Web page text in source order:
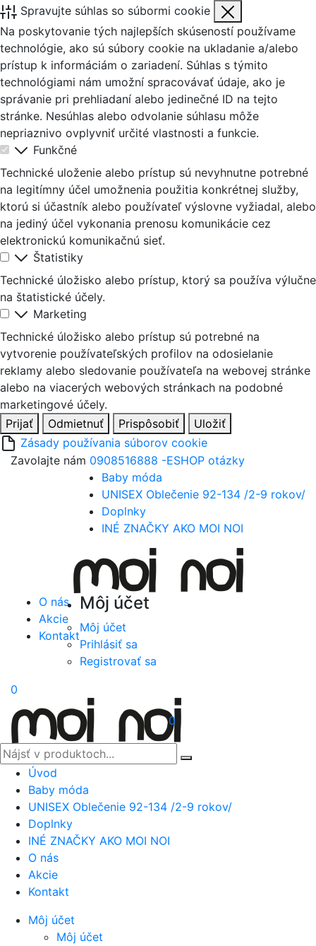
Spravujte súhlas so súbormi cookie
Na poskytovanie tých najlepších skúseností používame
technológie, ako sú súbory cookie na ukladanie a/alebo
prístup k informáciám o zariadení. Súhlas s týmito
technológiami nám umožní spracovávať údaje, ako je
správanie pri prehliadaní alebo jedinečné ID na tejto
stránke. Nesúhlas alebo odvolanie súhlasu môže
nepriaznivo ovplyvniť určité vlastnosti a funkcie.
Funkčné
Technické uloženie alebo prístup sú nevyhnutne potrebné
na legitímny účel umožnenia použitia konkrétnej služby,
ktorú si účastník alebo používateľ výslovne vyžiadal, alebo
na jediný účel vykonania prenosu komunikácie cez
elektronickú komunikačnú sieť.
Štatistiky
Technické úložisko alebo prístup, ktorý sa používa výlučne
na štatistické účely.
Marketing
Technické úložisko alebo prístup sú potrebné na
vytvorenie používateľských profilov na odosielanie
reklamy alebo sledovanie používateľa na webovej stránke
alebo na viacerých webových stránkach na podobné
marketingové účely.
Prijať
Odmietnuť Prispôsobiť
Uložiť
Zásady používania súborov cookie
Zavolajte nám 0908516888 -ESHOP otázky
Baby móda
UNISEX Oblečenie 92-134 /2-9 rokov/
Doplnky
INÉ ZNAČKY AKO MOI NOI
O nás
Akcie
Kontakt
Môj účet
Môj účet
Prihlásiť sa
Registrovať sa
0
0
Úvod
Baby móda
UNISEX Oblečenie 92-134 /2-9 rokov/
Doplnky
INÉ ZNAČKY AKO MOI NOI
O nás
Akcie
Kontakt
Môj účet
Môj účet